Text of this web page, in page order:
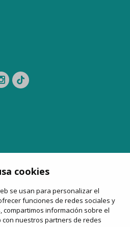
cookies
se usan para personalizar el
funciones de redes sociales y
compartimos información sobre el
nuestros partners de redes
fondos públicos
de autocares
turismo
noticias contactar